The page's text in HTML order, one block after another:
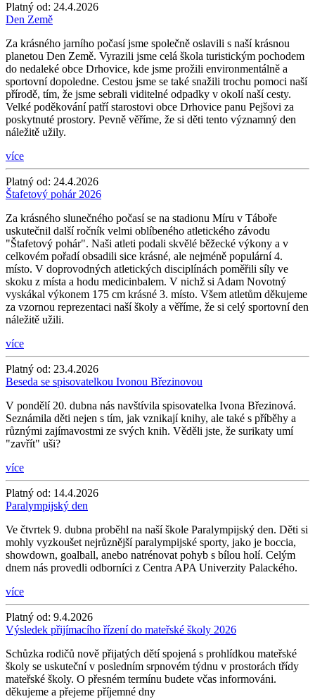
Platný od: 24.4.2026
Den Země
Za krásného jarního počasí jsme společně oslavili s naší krásnou
planetou Den Země. Vyrazili jsme celá škola turistickým pochodem
do nedaleké obce Drhovice, kde jsme prožili environmentálně a
sportovní dopoledne. Cestou jsme se také snažili trochu pomoci naší
přírodě, tím, že jsme sebrali viditelné odpadky v okolí naší cesty.
Velké poděkování patří starostovi obce Drhovice panu Pejšovi za
poskytnuté prostory. Pevně věříme, že si děti tento významný den
náležitě užily.
více
Platný od: 24.4.2026
Štafetový pohár 2026
Za krásného slunečného počasí se na stadionu Míru v Táboře
uskutečnil další ročník velmi oblíbeného atletického závodu
"Štafetový pohár". Naši atleti podali skvělé běžecké výkony a v
celkovém pořadí obsadili sice krásné, ale nejméně populární 4.
místo. V doprovodných atletických disciplínách poměřili síly ve
skoku z místa a hodu medicinbalem. V nichž si Adam Novotný
vyskákal výkonem 175 cm krásné 3. místo. Všem atletům děkujeme
za vzornou reprezentaci naší školy a věříme, že si celý sportovní den
náležitě užili.
více
Platný od: 23.4.2026
Beseda se spisovatelkou Ivonou Březinovou
V pondělí 20. dubna nás navštívila spisovatelka Ivona Březinová.
Seznámila děti nejen s tím, jak vznikají knihy, ale také s příběhy a
různými zajímavostmi ze svých knih. Věděli jste, že surikaty umí
"zavřít" uši?
více
Platný od: 14.4.2026
Paralympijský den
Ve čtvrtek 9. dubna proběhl na naší škole Paralympijský den. Děti si
mohly vyzkoušet nejrůznější paralympijské sporty, jako je boccia,
showdown, goalball, anebo natrénovat pohyb s bílou holí. Celým
dnem nás provedli odborníci z Centra APA Univerzity Palackého.
více
Platný od: 9.4.2026
Výsledek přijímacího řízení do mateřské školy 2026
Schůzka rodičů nově přijatých dětí spojená s prohlídkou mateřské
školy se uskuteční v posledním srpnovém týdnu v prostorách třídy
mateřské školy. O přesném termínu budete včas informováni.
děkujeme a přejeme příjemné dny